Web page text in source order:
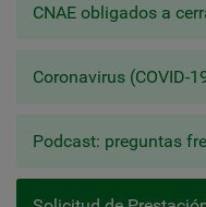
CNAE obligados a
Coronavirus (COVID-